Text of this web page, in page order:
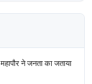
ने जनता का जताया